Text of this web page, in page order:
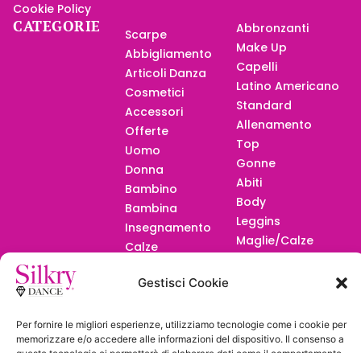
Gestisci Cookie
Per fornire le migliori esperienze, utilizziamo tecnologie come i cookie per
memorizzare e/o accedere alle informazioni del dispositivo. Il consenso a
Cookie Policy
CATEGORIE
Scarpe
Abbigliamento
Articoli Danza
Cosmetici
Accessori
Offerte
Uomo
Donna
Bambino
Bambina
Insegnamento
Calze
Abbronzanti
Make Up
Capelli
Latino Americano
Standard
Allenamento
Top
Gonne
Abiti
Body
Leggins
Maglie/Calze
F.A.Q.